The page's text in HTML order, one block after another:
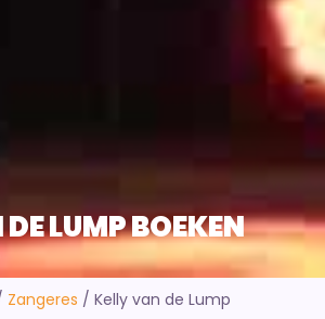
LUMP BOEKEN
Zangeres / Kelly van de Lump